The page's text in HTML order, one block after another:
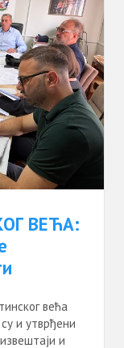
ВЕЋА:
већа
и утврђени
и